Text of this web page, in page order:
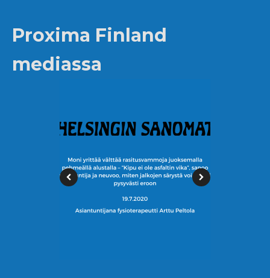
Proxima Finland
mediassa